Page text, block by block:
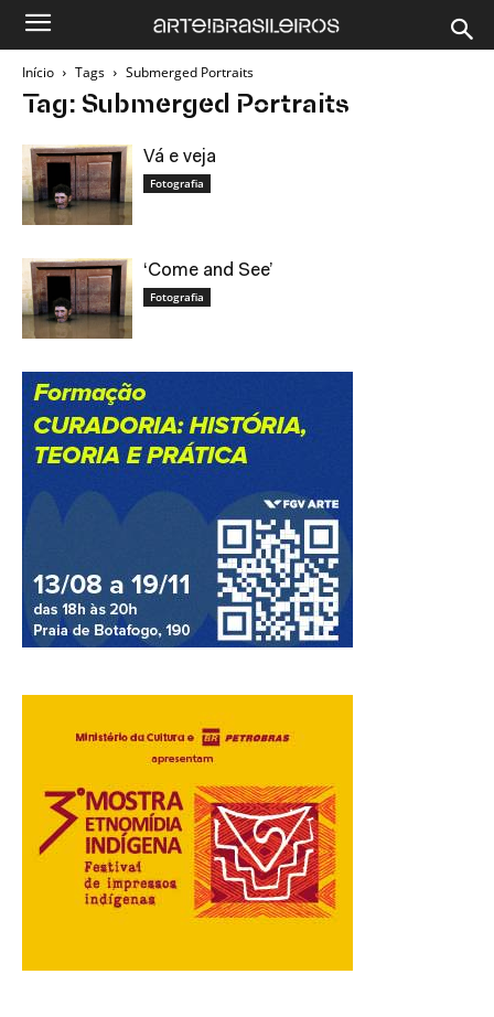
Início Tags Submerged Portraits
Tag: Submerged Portraits
Vá e veja
Fotografia
‘Come and See’
Fotografia